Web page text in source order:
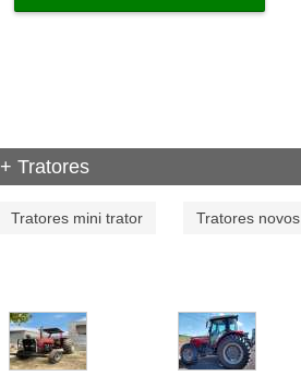
+ Tratores
Tratores mini trator Tratores novos